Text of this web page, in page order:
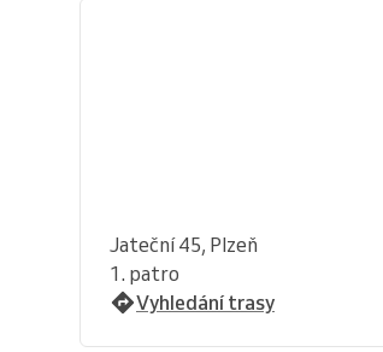
Jateční 45, Plzeň
1. patro
Vyhledání trasy